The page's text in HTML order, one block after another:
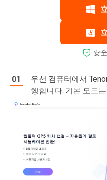
우선 컴퓨터에서
행합니다. 기본 모드는